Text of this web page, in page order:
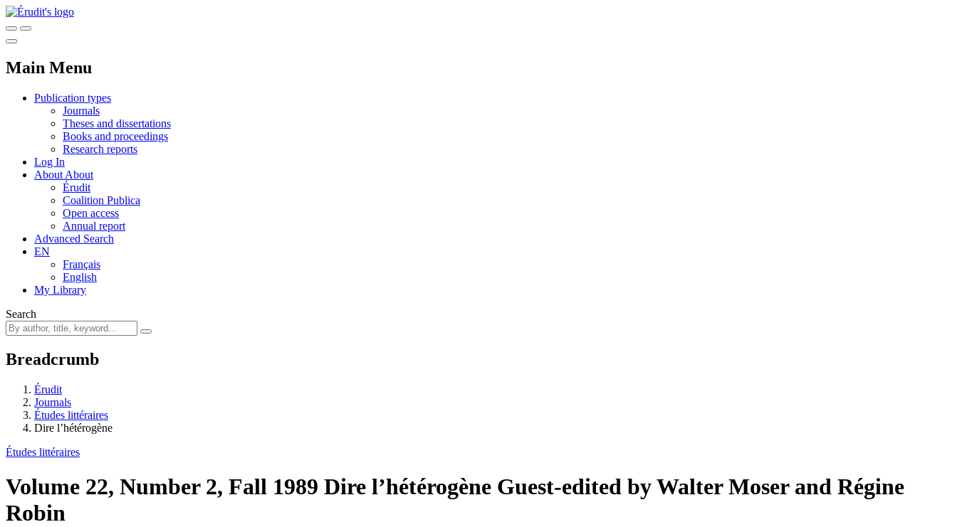
Main Menu
Publication types
Journals
Theses and dissertations
Books and proceedings
Research reports
Log In
About About
Érudit
Coalition Publica
Open access
Annual report
Advanced Search
EN
Français
English
My Library
Search
Breadcrumb
Érudit
Journals
Études littéraires
Dire l’hétérogène
Études littéraires
Volume 22, Number 2, Fall 1989 Dire l’hétérogène Guest-edited by Walter Moser and Régine
Robin